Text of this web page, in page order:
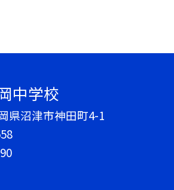
中学校
県沼津市神田町4-1